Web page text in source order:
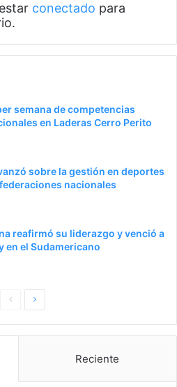
conectado para
semana de competencias
en Laderas Cerro Perito
sobre la gestión en deportes
nacionales
reafirmó su liderazgo y venció a
en el Sudamericano
PaginaSiguiente
Reciente